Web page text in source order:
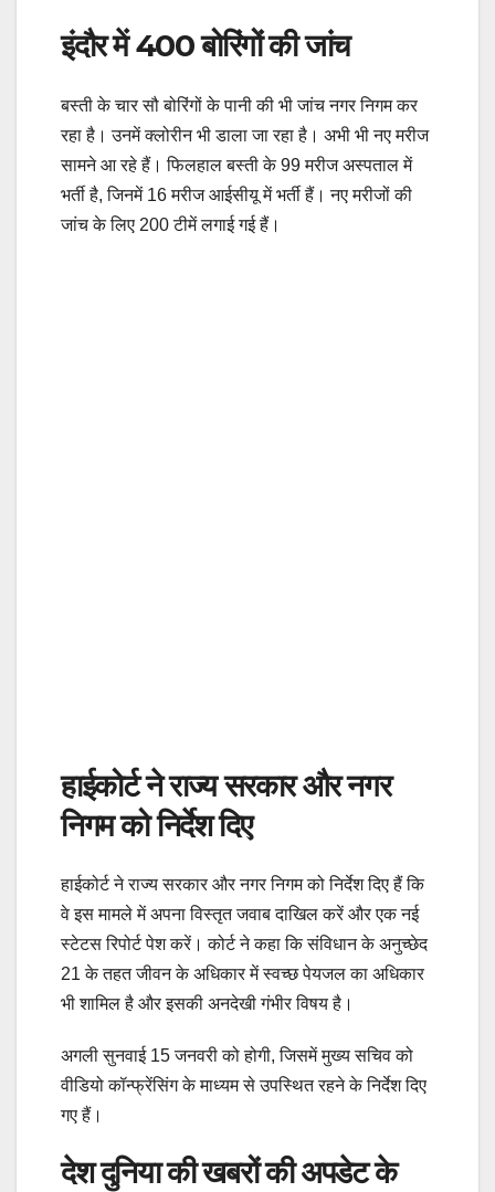
इंदौर में 400 बोरिंगों की जांच
बस्ती के चार सौ बोरिंगों के पानी की भी जांच नगर निगम कर
रहा है। उनमें क्लोरीन भी डाला जा रहा है। अभी भी नए मरीज
सामने आ रहे हैं। फिलहाल बस्ती के 99 मरीज अस्पताल में
भर्ती है, जिनमें 16 मरीज आईसीयू में भर्ती हैं। नए मरीजों की
जांच के लिए 200 टीमें लगाई गई हैं।
हाईकोर्ट ने राज्य सरकार और नगर
निगम को निर्देश दिए
हाईकोर्ट ने राज्य सरकार और नगर निगम को निर्देश दिए हैं कि
वे इस मामले में अपना विस्तृत जवाब दाखिल करें और एक नई
स्टेटस रिपोर्ट पेश करें। कोर्ट ने कहा कि संविधान के अनुच्छेद
21 के तहत जीवन के अधिकार में स्वच्छ पेयजल का अधिकार
भी शामिल है और इसकी अनदेखी गंभीर विषय है।
अगली सुनवाई 15 जनवरी को होगी, जिसमें मुख्य सचिव को
वीडियो कॉन्फ्रेंसिंग के माध्यम से उपस्थित रहने के निर्देश दिए
गए हैं।
देश दुनिया की खबरों की अपडेट के